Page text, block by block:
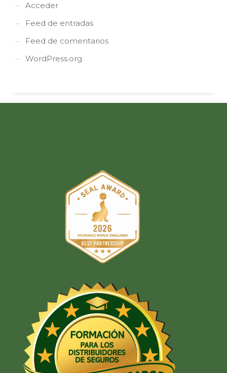
Acceder
Feed de entradas
Feed de comentarios
WordPress.org